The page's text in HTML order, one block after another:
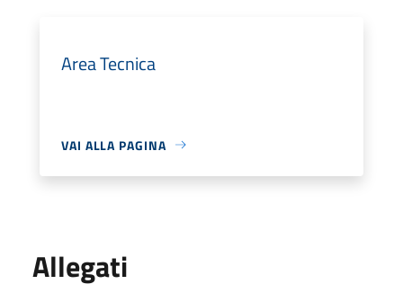
Area Tecnica
VAI ALLA PAGINA
Allegati